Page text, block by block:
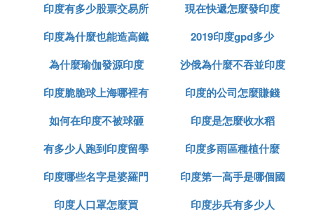
因為工作原因，我被迫在印度呆了2個月。這期間最
大的感受就是刺激，不僅是視覺上的沖擊，還有心理
上的沖擊。如果你身體不好，尤其是你的胃，那麼我
不我不建議你去印度，因為很可能你再也不會回來
年，該公司有一個項目需要去印度，但沒有去。Ido
n』我找不到合適的人選，所以我被選中了。其實這
份工作很輕松，除了少量的工作對接，還有大量的業
余時間。那是一次工作旅行。我沒有直到去了印度，
我才知道這次旅行不簡單，我永遠不會忘記.
印度有多少股票交易所
現在快遞怎麼發印度
印度為什麼也能造高鐵
2019印度gpd多少
為什麼瑜伽發源印度
沙俄為什麼不吞並印度
印度脆脆球上海哪裡有
印度的公司怎麼賺錢
如何在印度不被球砸
印度是怎麼收水稻
有多少人跑到印度留學
印度多雨區種植什麼
印度哪些名字是婆羅門
種姓
印度第一高手是哪個國
家
印度人口罩怎麼買
印度步兵有多少人